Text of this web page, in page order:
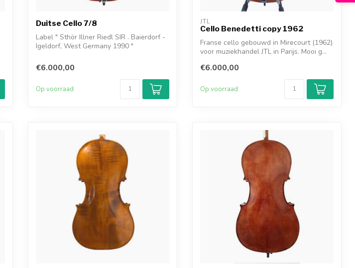
Duitse Cello 7/8
Label " Sthör Illner Riedl SIR . Baierdorf -
Igeldorf, West Germany 1990 "
€6.000,00
Op voorraad
JTL
Cello Benedetti copy 1962
Franse cello gebouwd in Mirecourt (1962)
voor muziekhandel JTL in Parijs. Mooi g...
€6.000,00
Op voorraad